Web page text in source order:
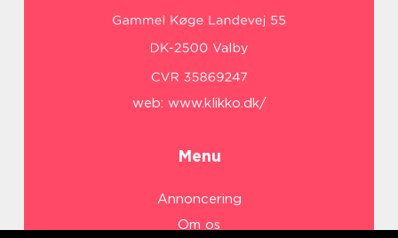
web: www.klikko.dk/
Menu
Annoncering
Om os